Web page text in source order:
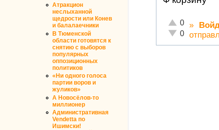
Атракцион
неслыханной
щедрости или Конев
и балалаечники
В Тюменской
области готовятся к
снятию с выборов
популярных
оппозиционных
политиков
«Ни одного голоса
партии воров и
жуликов»
А Новосёлов-то
миллионер
Административная
Vendetta по
Ишимски!
Отлично!
0
Неадекватно!
0
»